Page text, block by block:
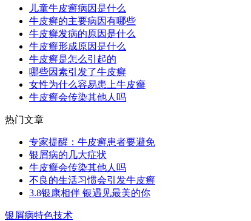
儿童牛皮癣病因是什么
牛皮癣的主要病因有哪些
牛皮癣发病的原因是什么
牛皮癣形成原因是什么
牛皮癣是怎么引起的
哪些因素引发了牛皮癣
女性为什么容易患上牛皮癣
牛皮癣会传染其他人吗
热门文章
专家提醒：牛皮癣患者要避免
银屑病的几大症状
牛皮癣会传染其他人吗
不良的生活习惯会引发牛皮癣
3.8银康相伴 银遇见最美的你
银屑病特色技术